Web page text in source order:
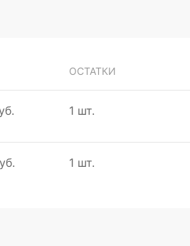
ОСТАТКИ
1 шт.
1 шт.